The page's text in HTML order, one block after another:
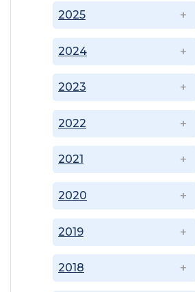
2018
2019
2020
2021
2022
2023
2024
2025